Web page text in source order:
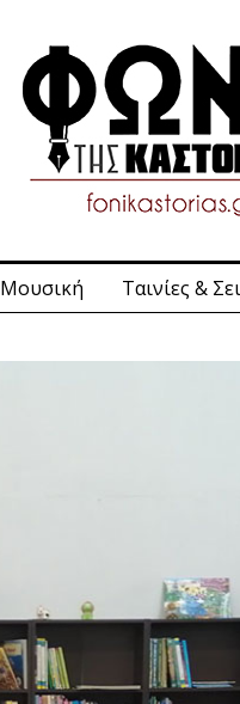
Μουσική Ταινίες &